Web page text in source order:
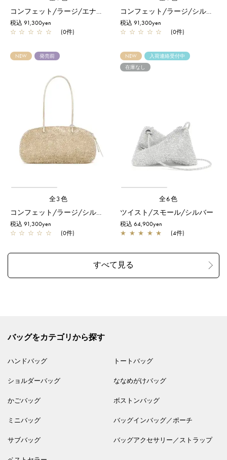
コンフェット/ラージ/エナメルブラック
税込 91,300yen
☆ ☆ ☆ ☆ ☆ (0件)
コンフェット/ラージ/シルバー
税込 91,300yen
☆ ☆ ☆ ☆ ☆ (0件)
NEW 発売前
全3色
コンフェット/ラージ/シルバーゴールド
税込 91,300yen
☆ ☆ ☆ ☆ ☆ (0件)
NEW
入荷連絡受付中
在庫なし
全6色
ツイスト/スモール/シルバー
税込 64,900yen
★ ★ ★ ★ ★ (4件)
バッグをカテゴリから探す
ハンドバッグ トートバッグ
ショルダーバッグ ななめがけバッグ
かごバッグ ボストンバッグ
ミニバッグ バッグインバッグ／ポーチ
サブバッグ バッグアクセサリー／ストラップ